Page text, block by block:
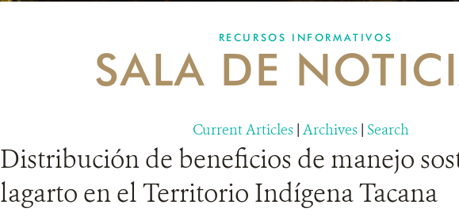
RECURSOS INFORMATIVOS
SALA DE
Current Articles | Archives | Search
Distribución de beneficios de manejo
lagarto en el Territorio Indígena Tacana